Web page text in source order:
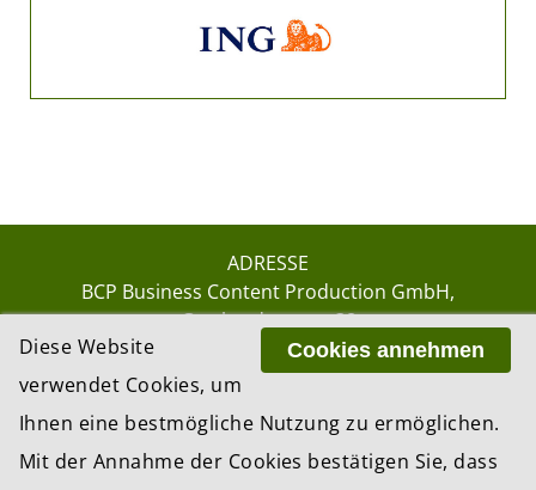
ADRESSE
BCP Business Content Production GmbH
Gotthardstrasse 38
8002 Zürich
GmbH, Zürich – Switzerland
Cookies annehmen
Diese Website
verwendet Cookies, um
Ihnen eine bestmögliche Nutzung zu ermöglichen.
Mit der Annahme der Cookies bestätigen Sie, dass